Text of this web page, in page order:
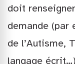
doit
demande (par
de l’Autisme,
langage